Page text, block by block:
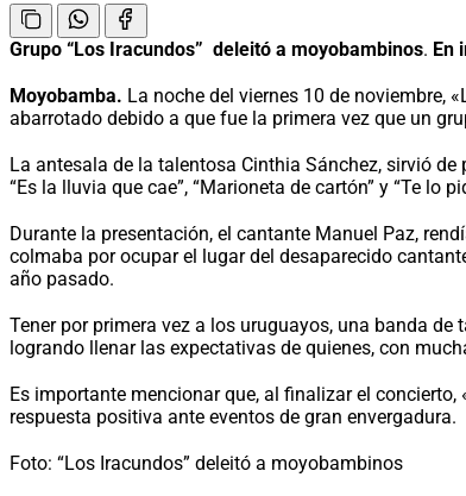
Grupo “Los Iracundos” deleitó a moyobambinos. En
Moyobamba. La noche del viernes 10 de noviembre,
abarrotado debido a que fue la primera vez que un
La antesala de la talentosa Cinthia Sánchez, sirvió
“Es la lluvia que cae”, “Marioneta de cartón” y “Te
Durante la presentación, el cantante Manuel Paz,
colmaba por ocupar el lugar del desaparecido
año pasado.
Tener por primera vez a los uruguayos, una banda
logrando llenar las expectativas de quienes, con
Es importante mencionar que, al finalizar el
respuesta positiva ante eventos de gran envergadura.
Foto: “Los Iracundos” deleitó a moyobambinos